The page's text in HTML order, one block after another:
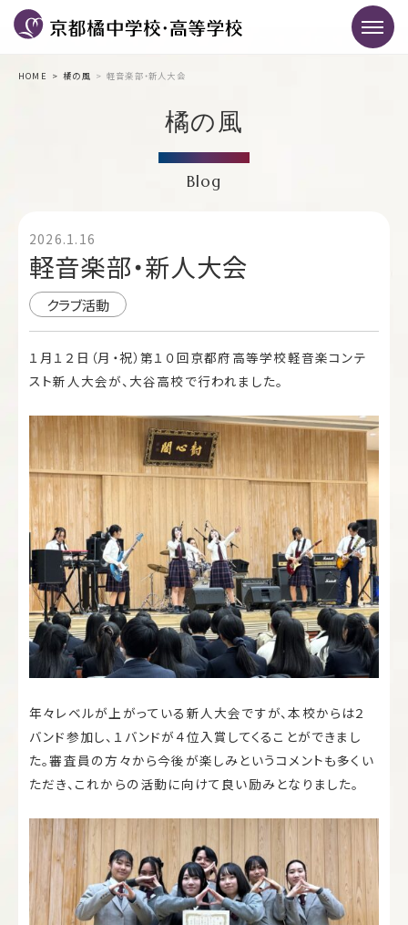
HOME 橘の風 軽音楽部・新人大会
橘の風
Blog
2026.1.16
軽音楽部・新人大会
クラブ活動
１月１２日（月・祝）第１０回京都府高等学校軽音楽コンテ
スト新人大会が、大谷高校で行われました。
年々レベルが上がっている新人大会ですが、本校からは２
バンド参加し、１バンドが４位入賞してくることができまし
た。審査員の方々から今後が楽しみというコメントも多くい
ただき、これからの活動に向けて良い励みとなりました。